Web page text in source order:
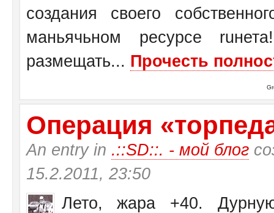
создания своего
маньячьном ресурсе
размещать... Прочесть
Операция
An entry in .::SD::. - мой блог
15.2.2011, 23:50
Лето, жара +40.